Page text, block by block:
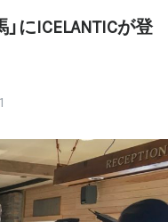
にICELANTICが登